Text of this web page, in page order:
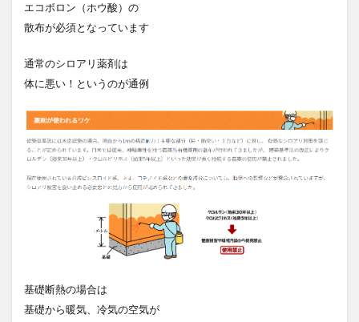
エコボロン（ホウ酸）の
散布が必須となっています
通常のシロアリ薬剤は
体に悪い！というのが通例
基礎断熱の場合は
基礎から暖気、冷気の空気が